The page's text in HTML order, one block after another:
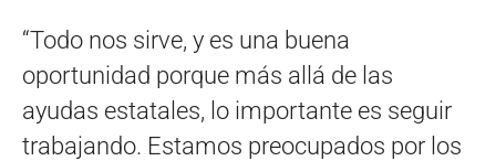
“Todo nos sirve, y es una buena
oportunidad porque más allá de las
ayudas estatales, lo importante es seguir
trabajando. Estamos preocupados por los